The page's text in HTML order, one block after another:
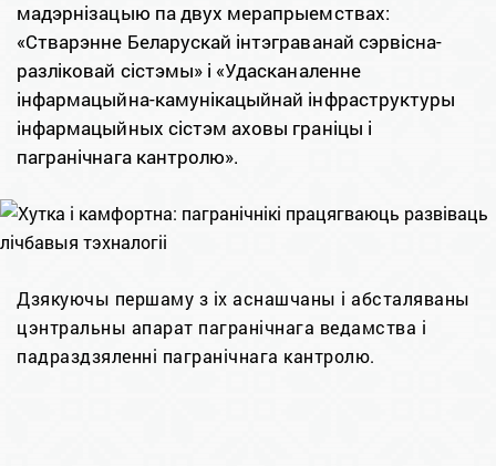
мадэрнізацыю па двух мерапрыемствах:
«Стварэнне Беларускай інтэграванай сэрвісна-
разліковай сістэмы» і «Удасканаленне
інфармацыйна-камунікацыйнай інфраструктуры
інфармацыйных сістэм аховы граніцы і
пагранічнага кантролю».
Дзякуючы першаму з іх аснашчаны і абсталяваны
цэнтральны апарат пагранічнага ведамства і
падраздзяленні пагранічнага кантролю.